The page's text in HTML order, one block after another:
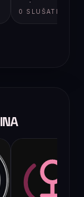
ovde
0 SLUŠATELJA